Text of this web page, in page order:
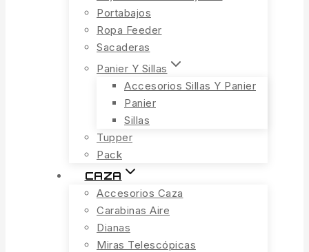
Portabajos
Ropa Feeder
Sacaderas
Panier Y Sillas
Accesorios Sillas Y Panier
Panier
Sillas
Tupper
Pack
CAZA
Accesorios Caza
Carabinas Aire
Dianas
Miras Telescópicas